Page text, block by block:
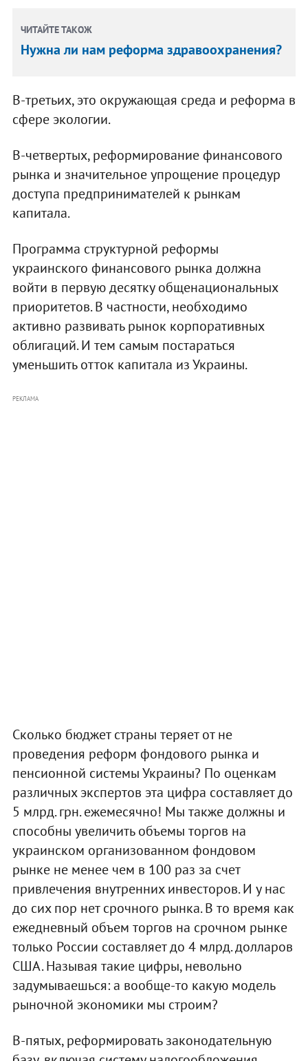
ЧИТАЙТЕ ТАКОЖ
Нужна ли нам реформа здравоохранения?
В-третьих, это окружающая среда и реформа в
сфере экологии.
В-четвертых, реформирование финансового
рынка и значительное упрощение процедур
доступа предпринимателей к рынкам
капитала.
Программа структурной реформы
украинского финансового рынка должна
войти в первую десятку общенациональных
приоритетов. В частности, необходимо
активно развивать рынок корпоративных
облигаций. И тем самым постараться
уменьшить отток капитала из Украины.
РЕКЛАМА
Сколько бюджет страны теряет от не
проведения реформ фондового рынка и
пенсионной системы Украины? По оценкам
различных экспертов эта цифра составляет до
5 млрд. грн. ежемесячно! Мы также должны и
способны увеличить объемы торгов на
украинском организованном фондовом
рынке не менее чем в 100 раз за счет
привлечения внутренних инвесторов. И у нас
до сих пор нет срочного рынка. В то время как
ежедневный объем торгов на срочном рынке
только России составляет до 4 млрд. долларов
США. Называя такие цифры, невольно
задумываешься: а вообще-то какую модель
рыночной экономики мы строим?
В-пятых, реформировать законодательную